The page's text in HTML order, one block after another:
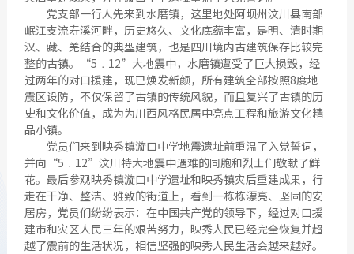
党支部一行人先来到水磨镇，这里地处阿坝州汶川县南部
岷江支流寿溪河畔，历史悠久、文化底蕴丰富，是明、清时期
汉、藏、羌结合的典型建筑，也是四川境内古建筑保存比较完
整的古镇。“5﹒12”大地震中，水磨镇遭受了巨大损毁，经
过两年的对口援建，现已焕发新颜，所有建筑全部按照8度地
震区设防，不仅保留了古镇的传统风貌，而且复兴了古镇的历
史和文化价值，成为为川西风格民居中亮点工程和旅游文化精
品小镇。
党员们来到映秀镇漩口中学地震遗址前重温了入党誓词，
并向“5﹒12”汶川特大地震中遇难的同胞和烈士们敬献了鲜
花。最后参观映秀镇漩口中学遗址和映秀镇灾后重建成果，行
走在干净、整洁、雅致的街道上，看到一栋栋漂亮、坚固的安
居房，党员们纷纷表示：在中国共产党的领导下，经过对口援
建市和灾区人民三年的艰苦努力，映秀人民已经完全恢复并超
越了震前的生活状况，相信坚强的映秀人民生活会越来越好。